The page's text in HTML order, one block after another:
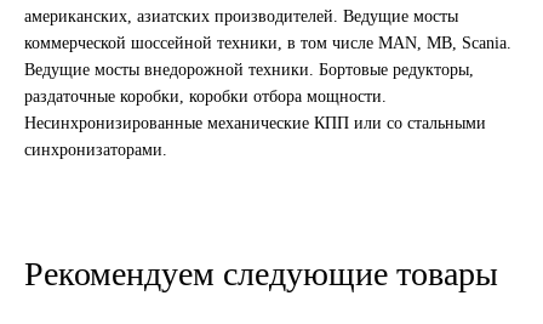
Тормозные жидкости
Специальные жидкости
Автосмазки
американских, азиатских производителей. Ведущие мосты
коммерческой шоссейной техники, в том числе MAN, MB, Scania.
Ведущие мосты внедорожной техники. Бортовые редукторы,
раздаточные коробки, коробки отбора мощности.
Несинхронизированные механические КПП или со стальными
синхронизаторами.
Рекомендуем следующие товары